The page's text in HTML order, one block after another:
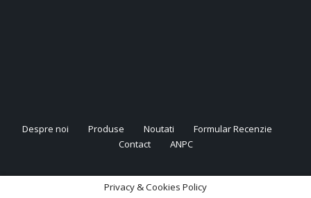
Despre noi Produse Noutati
Formular Recenzie
Contact
ANPC
Privacy & Cookies Policy